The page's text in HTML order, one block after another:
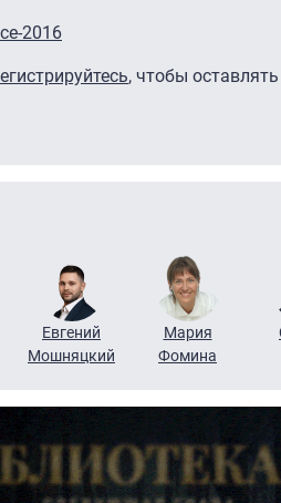
2016
, чтобы
Евгений
Мошняцкий
Мария
Фомина